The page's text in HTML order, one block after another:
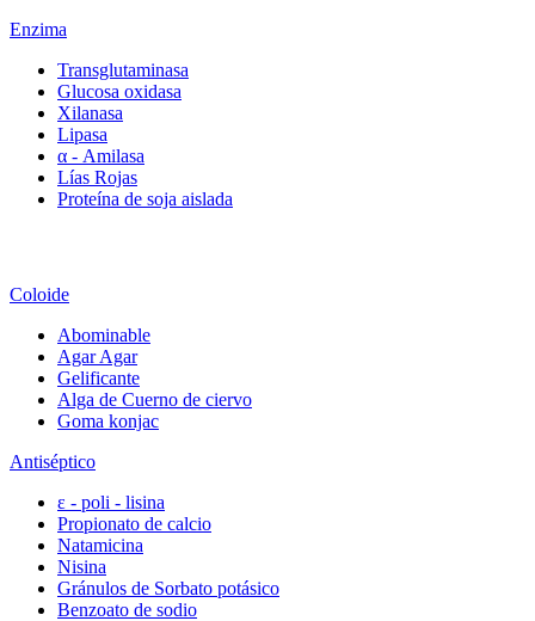
Enzima
Transglutaminasa
Glucosa oxidasa
Xilanasa
Lipasa
α - Amilasa
Lías Rojas
Proteína de soja aislada
Coloide
Abominable
Agar Agar
Gelificante
Alga de Cuerno de ciervo
Goma konjac
Antiséptico
ε - poli - lisina
Propionato de calcio
Natamicina
Nisina
Gránulos de Sorbato potásico
Benzoato de sodio